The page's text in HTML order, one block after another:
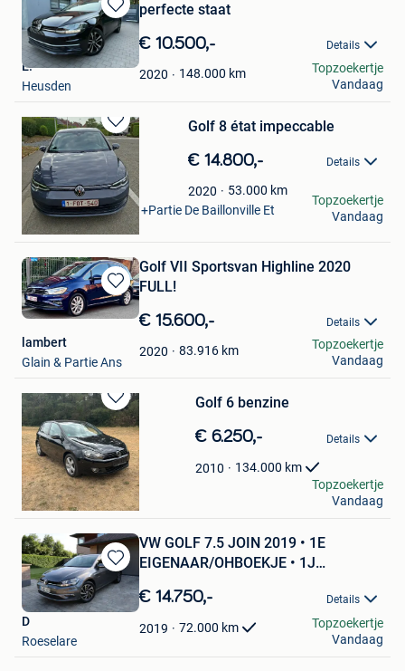
Bewaren
in
Mijn
Favorieten
perfecte staat
€ 10.500,- Details
2020 148.000 km
E.
Heusden
Topzoekertje
Vandaag
Bewaren
in
Mijn
Favorieten
Golf 8 état impeccable
€ 14.800,- Details
2020 53.000 km
michel warnant
Marche-En-Famenne +Partie De Baillonville Et
Noiseux
Topzoekertje
Vandaag
Bewaren
in
Favorieten
Golf VII Sportsvan Highline 2020
FULL!
€ 15.600,- Details
2020 83.916 km
lambert
Glain & Partie Ans
Topzoekertje
Vandaag
Bewaren
in
Mijn
Favorieten
Golf 6 benzine
€ 6.250,- Details
2010 134.000 km
D&M autohandel
Werchter
Topzoekertje
Vandaag
Bewaren
in
Mijn
Favorieten
VW GOLF 7.5 JOIN 2019 • 1E
EIGENAAR/OHBOEKJE • 1J
€ 14.750,- Details
2019 72.000 km
D
Roeselare
Topzoekertje
Vandaag